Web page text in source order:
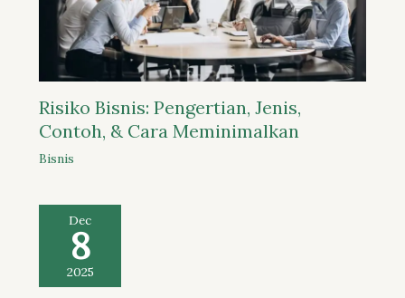
Risiko Bisnis: Pengertian, Jenis,
Contoh, & Cara Meminimalkan
Bisnis
Dec
8
2025